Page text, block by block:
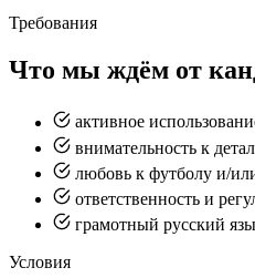
Требования
Что мы ждём от
активное
внимательность к
любовь к футболу и/
ответственность и
грамотный русский
Условия